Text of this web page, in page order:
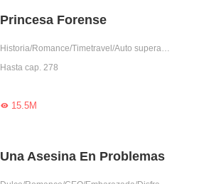
Princesa Forense
Historia/Romance/Timetravel/Auto superación/Disfrazada de hombre/Doctor
Hasta cap. 278
15.5M
Una Asesina En Problemas